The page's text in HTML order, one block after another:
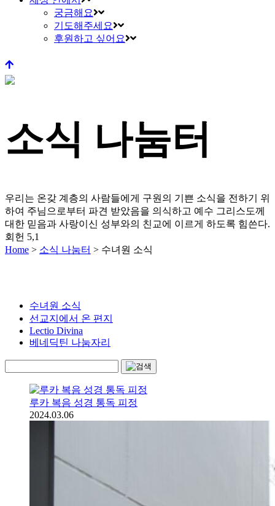
궁금해요
기도해주세요
후원하고 싶어요
소식 나눔터
우리는 온갖 계층의 사람들에게 구원의 기쁜 소식을 전하기 위
하여 주님으로부터 파견 받았음을 의식하고 예수 그리스도께
대한 믿음과 사랑이신 성부와의 친교에 이르게 하도록 힘쓴다.
회헌 5,1
Home > 소식 나눔터 > 수녀원 소식
수녀원 소식
선교지에서 온 편지
Lectio Divina
베네딕틴 나눔자리
루카 복음 성경 통독 피정
2024.03.06